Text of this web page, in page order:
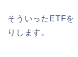
そういったETFを
りします。